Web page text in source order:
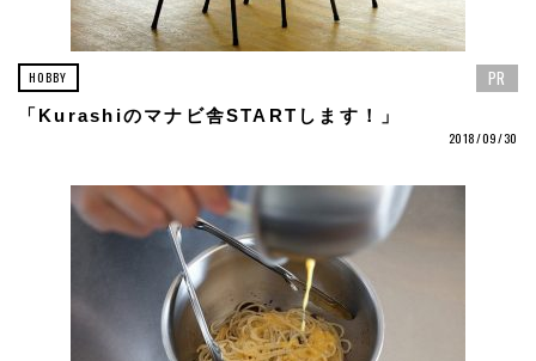
HOBBY PR
「Kurashiのマナビ舎STARTします！」
2018/09/30